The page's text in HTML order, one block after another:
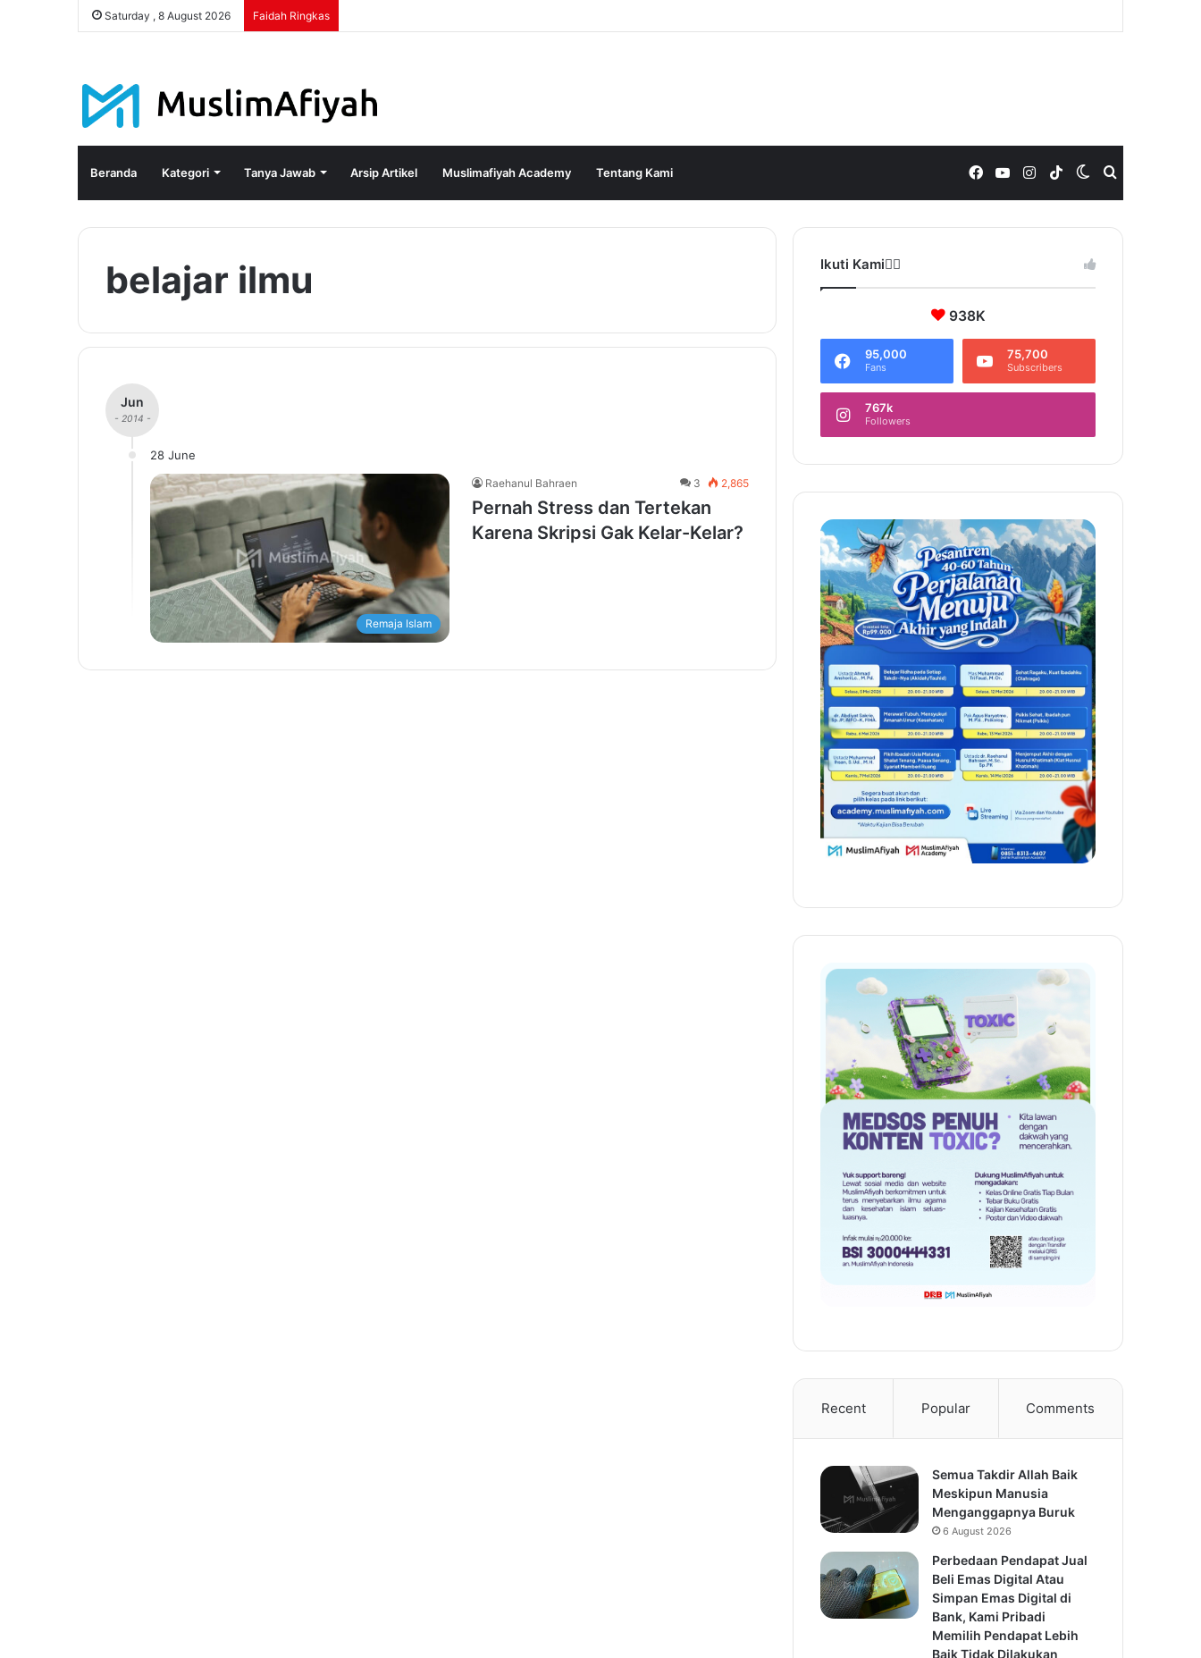
Saturday , 8 August 2026 Faidah Ringkas
Beranda Kategori Tanya Jawab Arsip Artikel Muslimafiyah Academy Tentang Kami Switch
skin
TikTok
Instagram
YouTube
Facebook
belajar ilmu
Jun
- 2014 -
28 June
Remaja Islam
Raehanul Bahraen 3 2,865
Pernah Stress dan Tertekan
Karena Skripsi Gak Kelar-Kelar?
Ikuti Kami❤️‍🔥
938K
95,000
Fans
75,700
Subscribers
767k
Followers
Recent Popular Comments
Semua Takdir Allah Baik
Meskipun Manusia
Menganggapnya Buruk
6 August 2026
Perbedaan Pendapat Jual
Beli Emas Digital Atau
Simpan Emas Digital di
Bank, Kami Pribadi
Memilih Pendapat Lebih
Baik Tidak Dilakukan